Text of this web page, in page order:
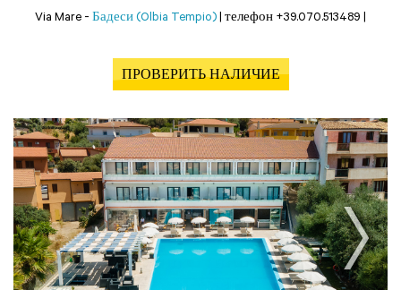
Via Mare - Бадеси (Olbia Tempio) | телефон +39.070.513489 |
ПРОВЕРИТЬ НАЛИЧИЕ